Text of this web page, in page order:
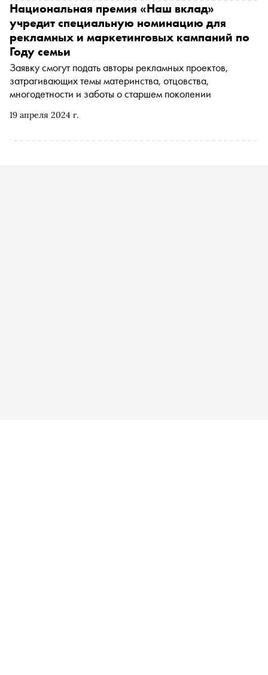
19 апреля 2024 г.
Национальная премия «Наш вклад»
учредит специальную номинацию для
рекламных и маркетинговых кампаний по
Году семьи
Заявку смогут подать авторы рекламных проектов,
затрагивающих темы материнства, отцовства,
многодетности и заботы о старшем поколении